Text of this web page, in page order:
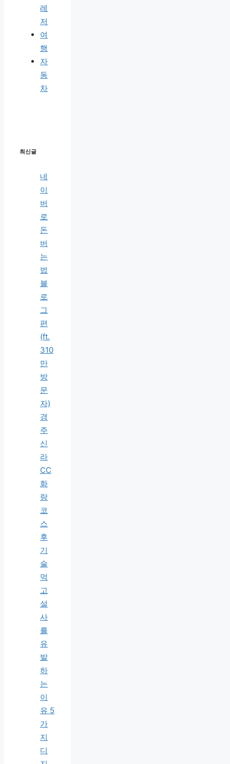
레
저
여
행
자
동
차
최신글
네
이
버
로
돈
버
는
법
블
로
그
편
(ft.
310
만
방
문
자)
경
주
신
라
CC
화
랑
코
스
후
기
술
먹
고
설
사
를
유
발
하
는
이
유 5
가
지
디